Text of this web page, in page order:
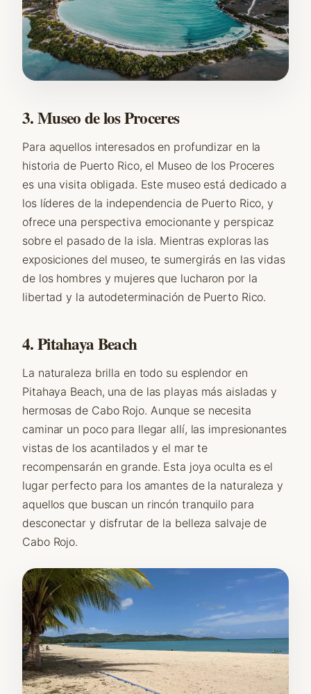
3. Museo de los Proceres
Para aquellos interesados en profundizar en la
historia de Puerto Rico, el Museo de los Proceres
es una visita obligada. Este museo está dedicado a
los líderes de la independencia de Puerto Rico, y
ofrece una perspectiva emocionante y perspicaz
sobre el pasado de la isla. Mientras exploras las
exposiciones del museo, te sumergirás en las vidas
de los hombres y mujeres que lucharon por la
libertad y la autodeterminación de Puerto Rico.
4. Pitahaya Beach
La naturaleza brilla en todo su esplendor en
Pitahaya Beach, una de las playas más aisladas y
hermosas de Cabo Rojo. Aunque se necesita
caminar un poco para llegar allí, las impresionantes
vistas de los acantilados y el mar te
recompensarán en grande. Esta joya oculta es el
lugar perfecto para los amantes de la naturaleza y
aquellos que buscan un rincón tranquilo para
desconectar y disfrutar de la belleza salvaje de
Cabo Rojo.